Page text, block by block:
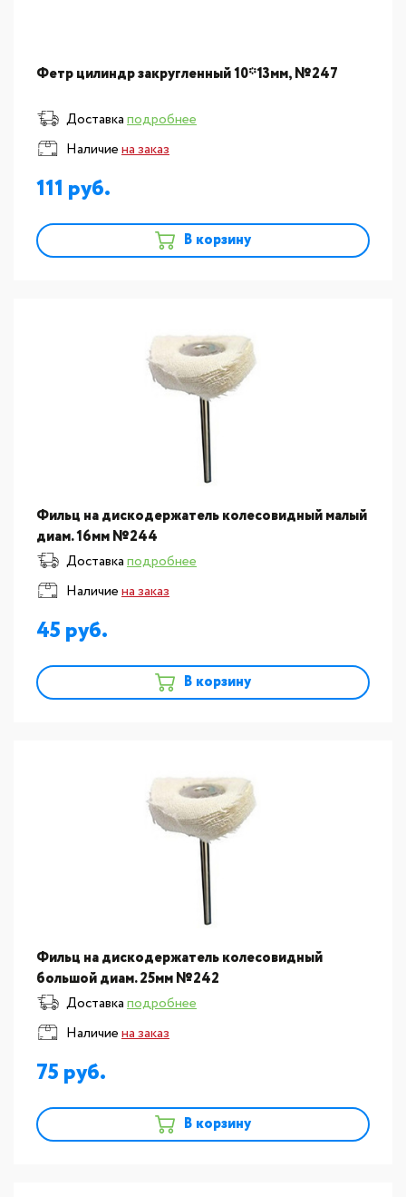
Фетр цилиндр закругленный 10*13мм, №247
Доставкаподробнее
Наличиена заказ
111
В корзину
Фильц на дискодержатель колесовидный малый
диам. 16мм №244
Доставкаподробнее
Наличиена заказ
45
В корзину
Фильц на дискодержатель колесовидный
большой диам. 25мм №242
Доставкаподробнее
Наличиена заказ
75
В корзину